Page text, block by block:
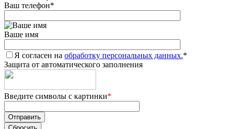
Ваш телефон*
Ваше имя
Я согласен на обработку персональных данных.*
Защита от автоматического заполнения
Введите символы с картинки*